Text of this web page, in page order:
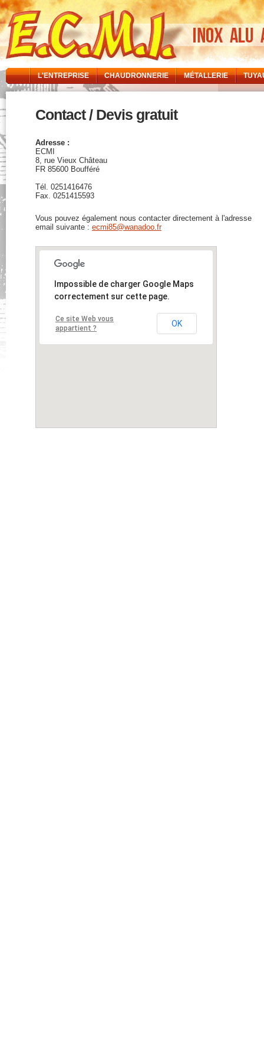
L'ENTREPRISE CHAUDRONNERIE MÉTALLERIE
Contact / Devis gratuit
Adresse :
ECMI
8, rue Vieux Château
FR 85600 Boufféré
Tél. 0251416476
Fax. 0251415593
Vous pouvez également nous contacter directement à l'adresse
email suivante : ecmi85@wanadoo.fr
Impossible de charger Google Maps
correctement sur cette page.
Ce site Web vous
appartient ?
OK
Impossible de charger Google Maps
correctement sur cette page.
Ce site Web vous
appartient ?
OK